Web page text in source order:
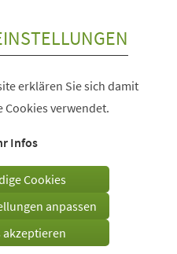
erklären Sie sich damit
Cookies verwendet.
Infos
Cookies
anpassen
akzeptieren